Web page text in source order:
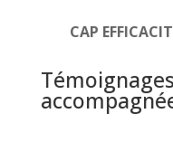
CAP